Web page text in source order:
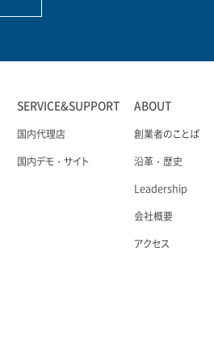
SERVICE&SUPPORT
国内代理店
国内デモ・サイト
ABOUT
創業者のことば
沿革・歴史
Leadership
会社概要
アクセス